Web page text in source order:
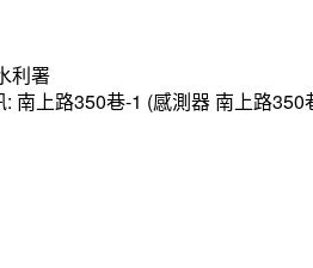
利署
南上路350巷-1 (感測器 南上路